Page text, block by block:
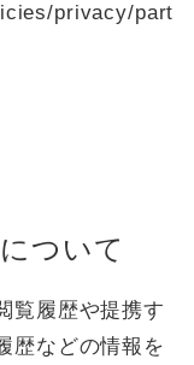
privacy/part
ついて
覧履歴や提携す
歴などの情報を